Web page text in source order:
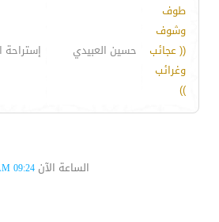
طوف
وشوف
(( عجائب
وغرائب
))
حسين العبيدي
الساعة الآن 09:24 AM